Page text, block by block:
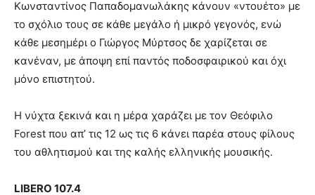
Κωνσταντίνος Παπαδομανωλάκης κάνουν «ντουέτο» με
το σχόλιο τους σε κάθε μεγάλο ή μικρό γεγονός, ενώ
κάθε μεσημέρι ο Γιώργος Μύρτσος δε χαρίζεται σε
κανέναν, με άποψη επί παντός ποδοσφαιρικού και όχι
μόνο επιστητού.
Η νύχτα ξεκινά και η μέρα χαράζει με τον Θεόφιλο
Forest που απ’ τις 12 ως τις 6 κάνει παρέα στους φίλους
του αθλητισμού και της καλής ελληνικής μουσικής.
LIBERO 107.4